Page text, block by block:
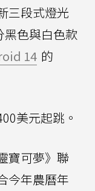
三段式燈光
黑色與白色款
14 的
美元起跳。
寶可夢》聯
今年農曆年